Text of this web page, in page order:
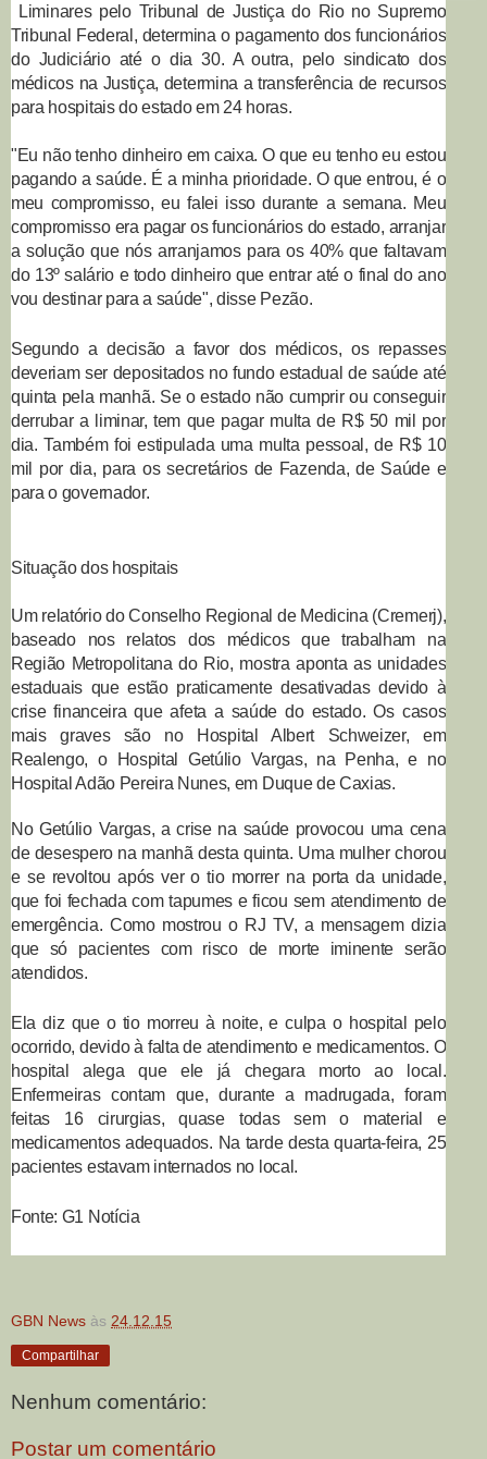
Liminares pelo Tribunal de Justiça do Rio no Supremo
Tribunal Federal, determina o pagamento dos funcionários
do Judiciário até o dia 30. A outra, pelo sindicato dos
médicos na Justiça, determina a transferência de recursos
para hospitais do estado em 24 horas.
"Eu não tenho dinheiro em caixa. O que eu tenho eu estou
pagando a saúde. É a minha prioridade. O que entrou, é o
meu compromisso, eu falei isso durante a semana. Meu
compromisso era pagar os funcionários do estado, arranjar
a solução que nós arranjamos para os 40% que faltavam
do 13º salário e todo dinheiro que entrar até o final do ano
vou destinar para a saúde", disse Pezão.
Segundo a decisão a favor dos médicos, os repasses
deveriam ser depositados no fundo estadual de saúde até
quinta pela manhã. Se o estado não cumprir ou conseguir
derrubar a liminar, tem que pagar multa de R$ 50 mil por
dia. Também foi estipulada uma multa pessoal, de R$ 10
mil por dia, para os secretários de Fazenda, de Saúde e
para o governador.
Situação dos hospitais
Um relatório do Conselho Regional de Medicina (Cremerj),
baseado nos relatos dos médicos que trabalham na
Região Metropolitana do Rio, mostra aponta as unidades
estaduais que estão praticamente desativadas devido à
crise financeira que afeta a saúde do estado. Os casos
mais graves são no Hospital Albert Schweizer, em
Realengo, o Hospital Getúlio Vargas, na Penha, e no
Hospital Adão Pereira Nunes, em Duque de Caxias.
No Getúlio Vargas, a crise na saúde provocou uma cena
de desespero na manhã desta quinta. Uma mulher chorou
e se revoltou após ver o tio morrer na porta da unidade,
que foi fechada com tapumes e ficou sem atendimento de
emergência. Como mostrou o RJ TV, a mensagem dizia
que só pacientes com risco de morte iminente serão
atendidos.
Ela diz que o tio morreu à noite, e culpa o hospital pelo
ocorrido, devido à falta de atendimento e medicamentos. O
hospital alega que ele já chegara morto ao local.
Enfermeiras contam que, durante a madrugada, foram
feitas 16 cirurgias, quase todas sem o material e
medicamentos adequados. Na tarde desta quarta-feira, 25
pacientes estavam internados no local.
Fonte: G1 Notícia
GBN News às 24.12.15
Compartilhar
Nenhum comentário:
Postar um comentário